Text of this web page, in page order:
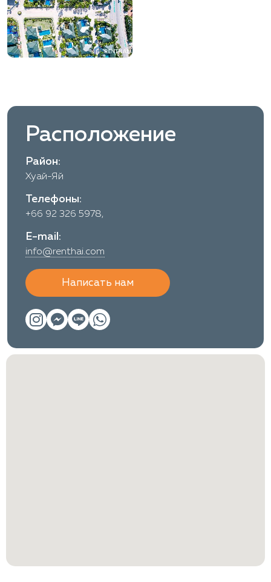
Расположение
Район:
Хуай-Яй
Телефоны:
+66 92 326 5978,
E-mail:
info@renthai.com
Написать нам